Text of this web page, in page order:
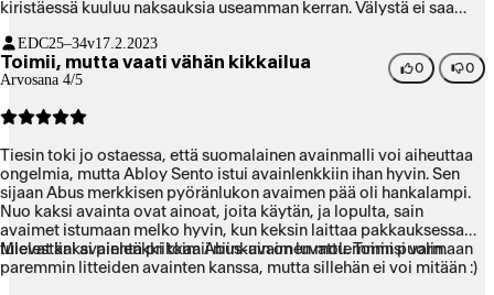
kiristäessä kuuluu naksauksia useamman kerran. Välystä ei saa
aueta itsekseen. Saffiano nahan kuvioitu pinta on näyttävä ja
vaikuttaa kestävältä. Muovisella kannalla olevat avaimet eivät
sovi niin hyvin kuin kokonaan metalliset. Kokonaisuutena
EDC25–34v17.2.2023
Toimii, mutta vaati vähän kikkailua
Arvosana 4/5
0 0
Tiesin toki jo ostaessa, että suomalainen avainmalli voi aiheuttaa
ongelmia, mutta Abloy Sento istui avainlenkkiin ihan hyvin. Sen
sijaan Abus merkkisen pyöränlukon avaimen pää oli hankalampi.
Nuo kaksi avainta ovat ainoat, joita käytän, ja lopulta, sain
avaimet istumaan melko hyvin, kun keksin laittaa pakkauksessa
tulevat kaksi pientä prikkaa Abus-avaimen molemmin puolin.
Mielestäni avainlenkki toimii niinkuin on luvattu. Toimisi varmaan
paremmin litteiden avainten kanssa, mutta sillehän ei voi mitään :)